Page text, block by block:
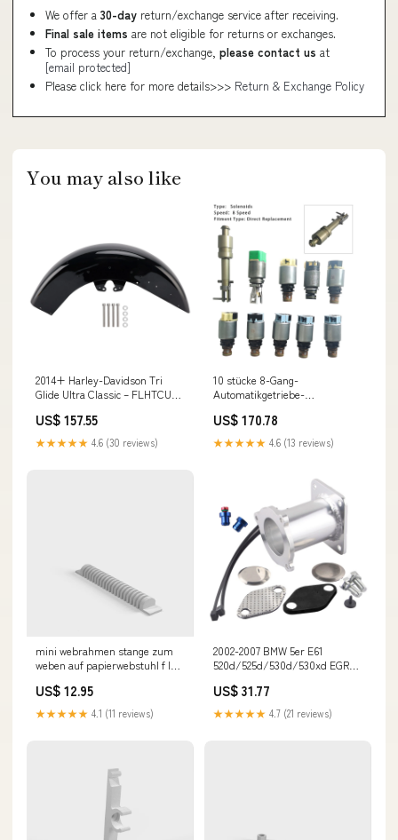
We offer a 30-day return/exchange service after receiving.
Final sale items are not eligible for returns or exchanges.
To process your return/exchange, please contact us at
[email protected]
Please click here for more details>>> Return & Exchange Policy
You may also like
2014+ Harley-Davidson Tri
Glide Ultra Classic – FLHTCUTG
Honda Car Air Intake & Fuel
Sensors
US$ 157.55
★★★★★ 4.6 (30 reviews)
10 stücke 8-Gang-
Automatikgetriebe-
8HP50 Für BMW Für Dodge Für
Jeep Für Alfa Für Romeo
Yamaha Front Rear Seat
US$ 170.78
★★★★★ 4.6 (13 reviews)
mini webrahmen stange zum
weben auf papierwebstuhl f leaf
US$ 12.95
★★★★★ 4.1 (11 reviews)
2002-2007 BMW 5er E61
520d/525d/530d/530xd EGR-
Yamaha Stator Coil
US$ 31.77
★★★★★ 4.7 (21 reviews)